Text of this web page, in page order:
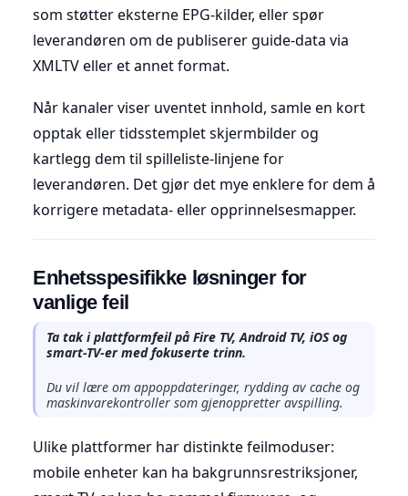
som støtter eksterne EPG-kilder, eller spør
leverandøren om de publiserer guide-data via
XMLTV eller et annet format.
Når kanaler viser uventet innhold, samle en kort
opptak eller tidsstemplet skjermbilder og
kartlegg dem til spilleliste-linjene for
leverandøren. Det gjør det mye enklere for dem å
korrigere metadata- eller opprinnelsesmapper.
Enhetsspesifikke løsninger for
vanlige feil
Ta tak i plattformfeil på Fire TV, Android TV, iOS og
smart-TV-er med fokuserte trinn.
Du vil lære om appoppdateringer, rydding av cache og
maskinvarekontroller som gjenoppretter avspilling.
Ulike plattformer har distinkte feilmoduser:
mobile enheter kan ha bakgrunnsrestriksjoner,